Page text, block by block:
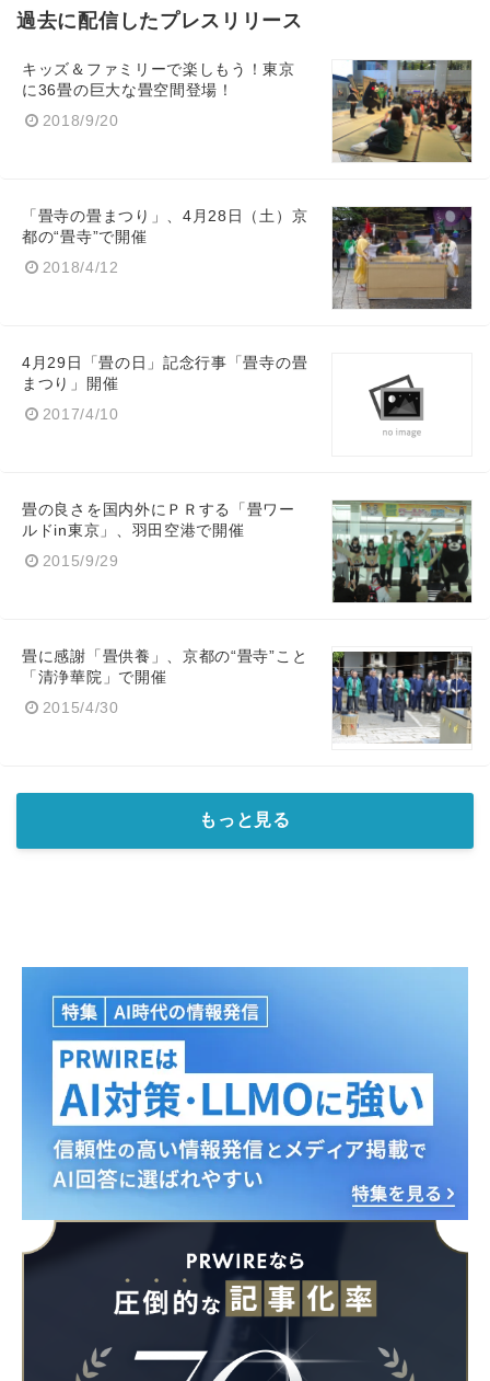
過去に配信したプレスリリース
キッズ＆ファミリーで楽しもう！東京
に36畳の巨大な畳空間登場！
2018/9/20
「畳寺の畳まつり」、4月28日（土）京
都の“畳寺”で開催
2018/4/12
4月29日「畳の日」記念行事「畳寺の畳
まつり」開催
2017/4/10
畳の良さを国内外にＰＲする「畳ワー
ルドin東京」、羽田空港で開催
2015/9/29
畳に感謝「畳供養」、京都の“畳寺”こと
「清浄華院」で開催
2015/4/30
もっと見る
English